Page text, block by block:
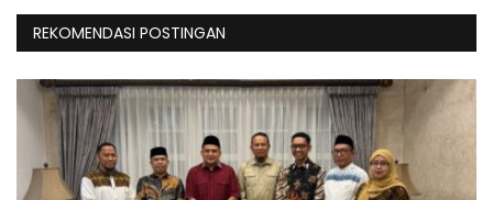
REKOMENDASI POSTINGAN